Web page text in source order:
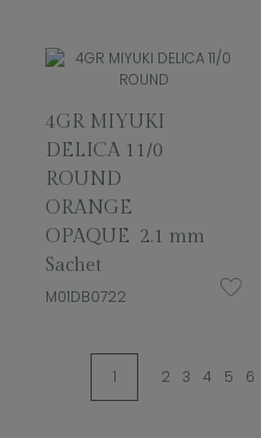
4GR MIYUKI
DELICA 11/0
ROUND
ORANGE
OPAQUE 2.1 mm
Sachet
M01DB0722
1 2 3 4 5 6